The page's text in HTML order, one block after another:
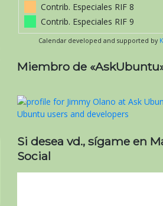
Contrib. Especiales RIF 8
Contrib. Especiales RIF 9
Calendar developed and supported by
Miembro de
Si desea vd., sígame en
Social